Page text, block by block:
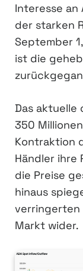
Interesse an
der starken
September
ist die
Das
350
Kontraktion
Händler ihre
die Preise
hinaus
verringerten
Markt wider.